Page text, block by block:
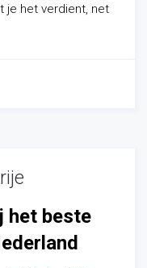
je het verdient, net
het beste